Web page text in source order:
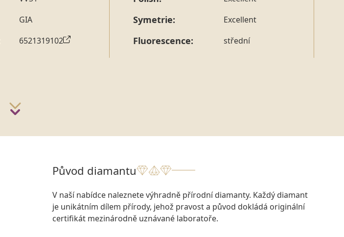
Pro sdělení skladové velikosti tohoto konkrétního prstenu nás můžete
GIA
6521319102
Symetrie: Excellent
Fluorescence: střední
Původ diamantu
V naší nabídce naleznete výhradně přírodní diamanty. Každý diamant
je unikátním dílem přírody, jehož pravost a původ dokládá originální
certifikát mezinárodně uznávané laboratoře.